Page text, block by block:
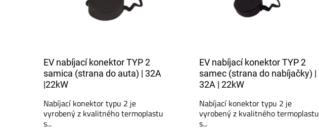
EV nabíjací konektor TYP 2
samica (strana do auta) | 32A
|22kW
Nabíjací konektor typu 2 je
vyrobený z kvalitného termoplastu
s...
EV nabíjací konektor TYP 2
samec (strana do nabíjačky) |
32A | 22kW
Nabíjací konektor typu 2 je
vyrobený z kvalitného termoplastu
s...